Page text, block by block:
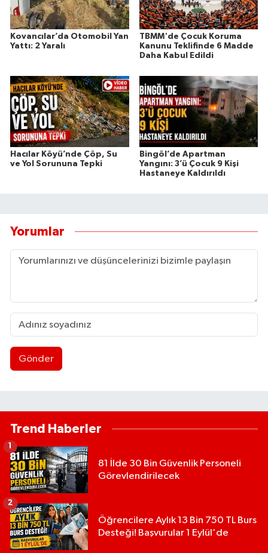
Kovancılar’da Otomobil Yan
Yattı: 2 Yaralı
TBMM'de Çocuk Koruma
Kanunu Teklifinde 6 Madde
Daha Kabul Edildi
Hacılar Köyü’nde Çöp, Su
ve Yol Sorununa Tepki
Bingöl’de Apartman
Yangını: 3’ü Çocuk 9 Kişi
Hastaneye Kaldırıldı
Yorumlar
Gönder
Trend Haberler
81 İlde 30 Bin Güvenlik Personeli
Görevlendirilecek
1
Öğrencilere Aylık 13 Bin 750 TL Burs
Desteği! Başvurular 1 Eylül'de
2